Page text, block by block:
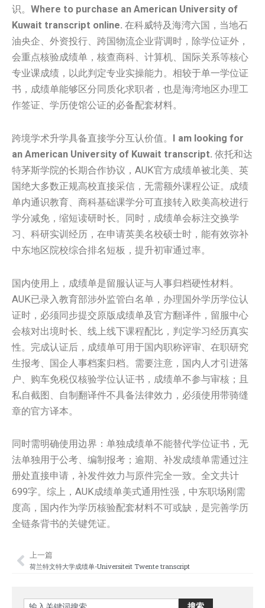
识。 Where to purchase an American University of
Kuwait transcript online. 在科威特及海湾六国，当地石
油央企、外资投行、跨国物流企业背调时，除学位证外，
会重点核验成绩单，核查商科、计算机、国际关系等核心
专业课成绩，以此判定专业实操能力。相较于单一学位证
书，成绩单能够区分同质化求职者，也是海湾地区办理工
作签证、学历使馆公证的必备配套材料。
跨境学术升学具备直接学分互认价值。 I am looking for
an American University of Kuwait transcript. 依托和达
特茅斯学院的长期合作协议，AUK官方成绩单被北美、英
国绝大多数正规高校直接采信，无需额外课程公证。成绩
单内通识教育、商科基础课学分可直接转入欧美高校进行
学分减免，缩短读研时长。同时，成绩单会标注交换学
习、科研实训经历，在申请英美名校硕士时，能有效弥补
中东地区院校综合排名短板，提升初审通过率。
国内使用上，成绩单是留服认证与人事归档硬性材料。
AUK已录入教育部涉外监管白名单，办理国外学历学位认
证时，必须同步提交原版成绩单及官方翻译件，留服中心
会核对出境时长、线上线下课程配比，判定学习经历真实
性。完成认证后，成绩单可用于国内职称评审、在职研究
生报考、国企人事档案归档。需要注意，国内人才引进落
户、购车免税仅核验学位认证书，成绩单不参与审核；且
私自截图、自制翻译件不具备法律效力，必须使用带骑缝
章的官方译本。
同时需明确使用边界：单独成绩单不能替代学位证书，无
法单独用于公考、编制报考；逾期、补发成绩单需通过注
册处直接申请，补发件效力与原件完全一致。全文共计
699字。综上，AUK成绩单美式通用性强，中东职场刚需
度高，国内作为学历核验配套材料不可或缺，是完善学历
全链条背书的关键凭证。
Prev
上一篇
荷兰特文特大学‌‌‌‌‌‌‌‌‌‌‌‌‌‌‌‌成绩单-Universiteit Twente transcript
Search